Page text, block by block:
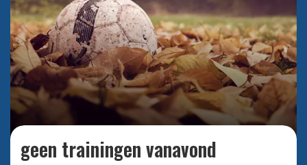
Bekijk alle foto's
geen trainingen vanavond